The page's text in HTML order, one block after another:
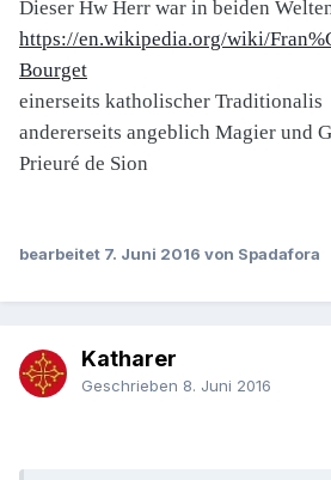
Dieser Hw Herr war in beiden
https://en.wikipedia.org/wiki/
Bourget
einerseits katholischer Traditionalis
andererseits angeblich Magier und
Prieuré de Sion
bearbeitet 7. Juni 2016 von Spadafora
Katharer
Geschrieben 8. Juni 2016